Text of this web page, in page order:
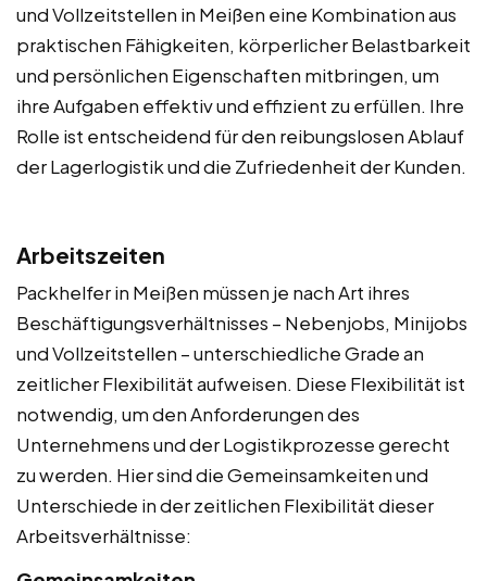
und Vollzeitstellen in Meißen eine Kombination aus
praktischen Fähigkeiten, körperlicher Belastbarkeit
und persönlichen Eigenschaften mitbringen, um
ihre Aufgaben effektiv und effizient zu erfüllen. Ihre
Rolle ist entscheidend für den reibungslosen Ablauf
der Lagerlogistik und die Zufriedenheit der Kunden.
Arbeitszeiten
Packhelfer in Meißen müssen je nach Art ihres
Beschäftigungsverhältnisses – Nebenjobs, Minijobs
und Vollzeitstellen – unterschiedliche Grade an
zeitlicher Flexibilität aufweisen. Diese Flexibilität ist
notwendig, um den Anforderungen des
Unternehmens und der Logistikprozesse gerecht
zu werden. Hier sind die Gemeinsamkeiten und
Unterschiede in der zeitlichen Flexibilität dieser
Arbeitsverhältnisse: